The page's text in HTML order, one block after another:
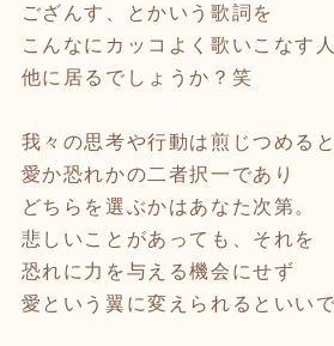
ござんす、とかいう歌詞を
こんなにカッコよく歌いこなす
他に居るでしょうか？笑
我々の思考や行動は煎じつめると
愛か恐れかの二者択一であり
どちらを選ぶかはあなた次第。
悲しいことがあっても、それを
恐れに力を与える機会にせず
愛という翼に変えられるといいで